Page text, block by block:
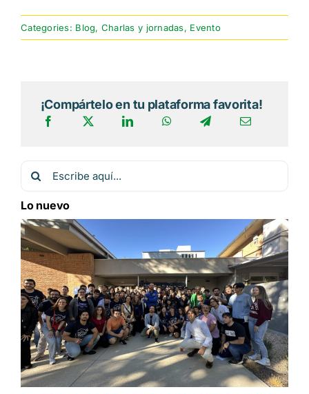
Categories: Blog, Charlas y jornadas, Evento
¡Compártelo en tu plataforma favorita!
Buscar:
Lo nuevo